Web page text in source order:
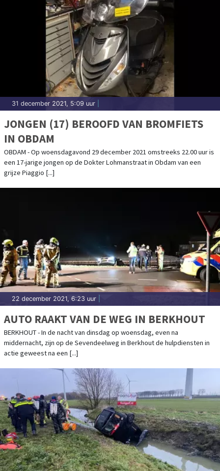
31 december 2021, 5:09 uur
JONGEN (17) BEROOFD VAN BROMFIETS
IN OBDAM
OBDAM - Op woensdagavond 29 december 2021 omstreeks 22.00 uur is
een 17-jarige jongen op de Dokter Lohmanstraat in Obdam van een
grijze Piaggio [...]
22 december 2021, 6:23 uur
AUTO RAAKT VAN DE WEG IN BERKHOUT
BERKHOUT - In de nacht van dinsdag op woensdag, even na
middernacht, zijn op de Sevendeelweg in Berkhout de hulpdiensten in
actie geweest na een [...]